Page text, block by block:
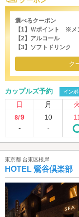
選べるクーポン
【1】Ｗポイント ※メ
【2】アルコール
【3】ソフトドリンク
ク
カップルズ予約 イン
日 月 火
8/9
-
10
-
東京都 台東区根岸
HOTEL 鶯谷倶楽部